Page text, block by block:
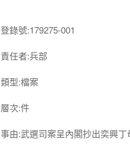
登錄號:179275-001
責任者:兵部
類型:檔案
層次:件
事由:武選司案呈內閣抄出奕興